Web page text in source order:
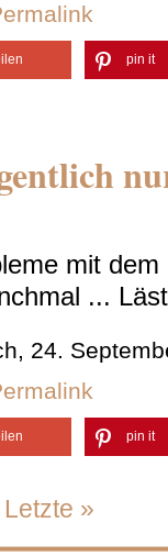
pin it
mit dem
...
24.
pin it
Letzte »